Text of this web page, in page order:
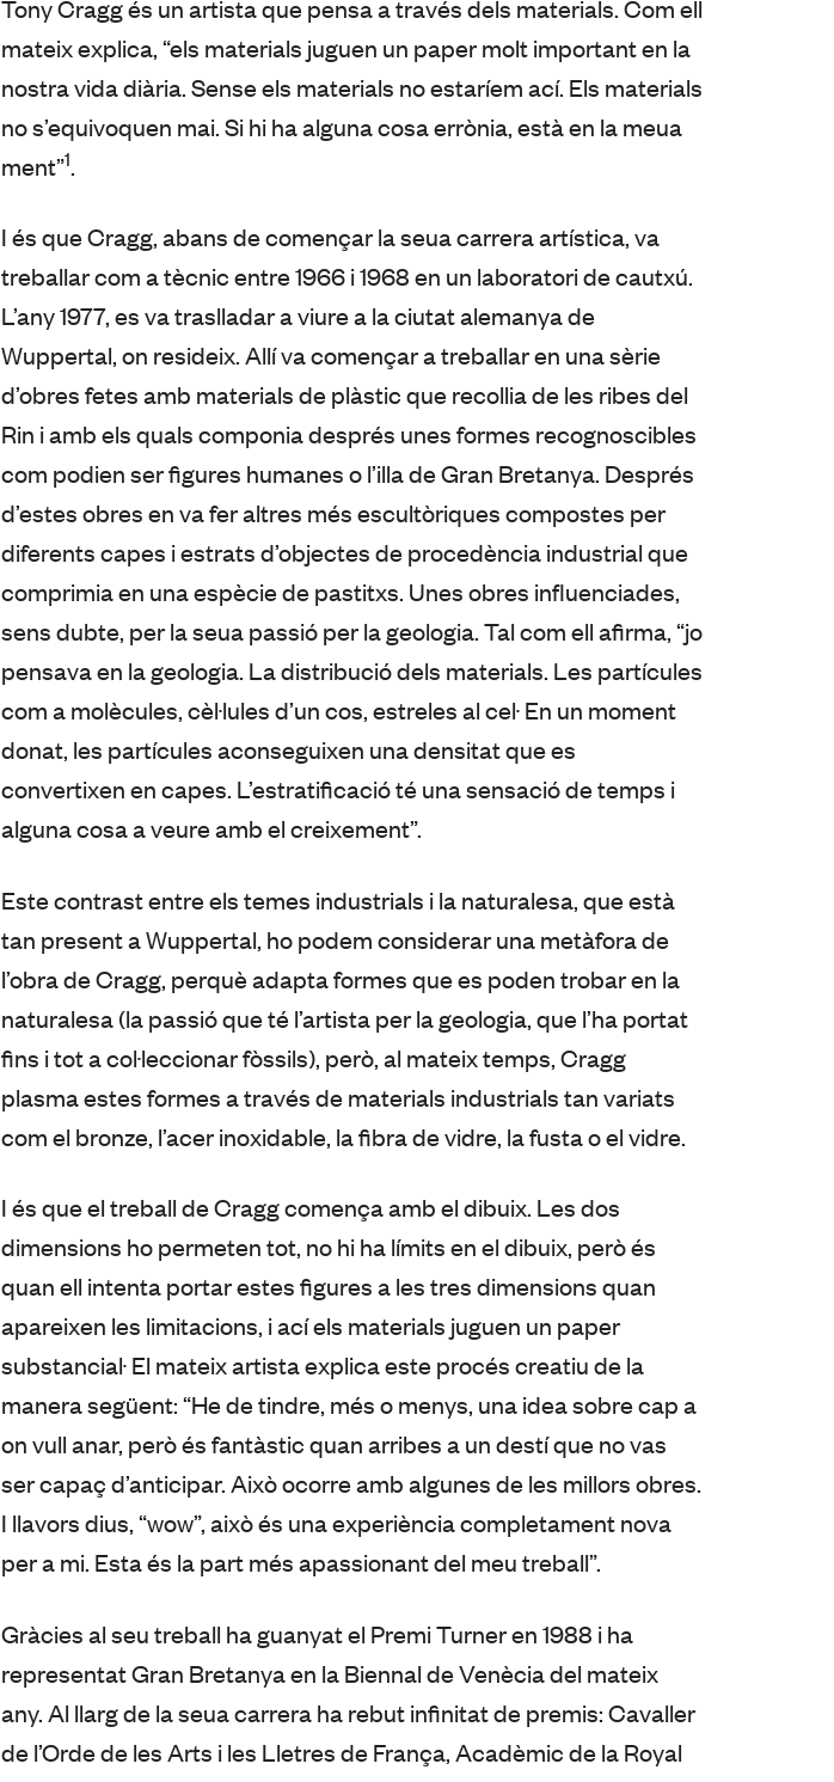
Tony Cragg és un artista que pensa a través dels materials. Com ell
mateix explica, “els materials juguen un paper molt important en la
nostra vida diària. Sense els materials no estaríem ací. Els materials
no s’equivoquen mai. Si hi ha alguna cosa errònia, està en la meua
ment”1.
I és que Cragg, abans de començar la seua carrera artística, va
treballar com a tècnic entre 1966 i 1968 en un laboratori de cautxú.
L’any 1977, es va traslladar a viure a la ciutat alemanya de
Wuppertal, on resideix. Allí va començar a treballar en una sèrie
d’obres fetes amb materials de plàstic que recollia de les ribes del
Rin i amb els quals componia després unes formes recognoscibles
com podien ser figures humanes o l’illa de Gran Bretanya. Després
d’estes obres en va fer altres més escultòriques compostes per
diferents capes i estrats d’objectes de procedència industrial que
comprimia en una espècie de pastitxs. Unes obres influenciades,
sens dubte, per la seua passió per la geologia. Tal com ell afirma, “jo
pensava en la geologia. La distribució dels materials. Les partícules
com a molècules, cèl·lules d’un cos, estreles al cel. En un moment
donat, les partícules aconseguixen una densitat que es
convertixen en capes. L’estratificació té una sensació de temps i
alguna cosa a veure amb el creixement”.
Este contrast entre els temes industrials i la naturalesa, que està
tan present a Wuppertal, ho podem considerar una metàfora de
l’obra de Cragg, perquè adapta formes que es poden trobar en la
naturalesa (la passió que té l’artista per la geologia, que l’ha portat
fins i tot a col·leccionar fòssils), però, al mateix temps, Cragg
plasma estes formes a través de materials industrials tan variats
com el bronze, l’acer inoxidable, la fibra de vidre, la fusta o el vidre.
I és que el treball de Cragg comença amb el dibuix. Les dos
dimensions ho permeten tot, no hi ha límits en el dibuix, però és
quan ell intenta portar estes figures a les tres dimensions quan
apareixen les limitacions, i ací els materials juguen un paper
substancial. El mateix artista explica este procés creatiu de la
manera següent: “He de tindre, més o menys, una idea sobre cap a
on vull anar, però és fantàstic quan arribes a un destí que no vas
ser capaç d’anticipar. Això ocorre amb algunes de les millors obres.
I llavors dius, “wow”, això és una experiència completament nova
per a mi. Esta és la part més apassionant del meu treball”.
Gràcies al seu treball ha guanyat el Premi Turner en 1988 i ha
representat Gran Bretanya en la Biennal de Venècia del mateix
any. Al llarg de la seua carrera ha rebut infinitat de premis: Cavaller
de l’Orde de les Arts i les Lletres de França, Acadèmic de la Royal